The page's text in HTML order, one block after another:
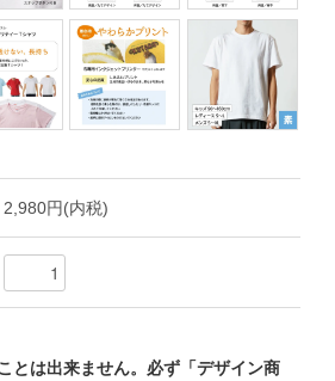
2,980円(内税)
とは出来ません。必ず「デザイン商